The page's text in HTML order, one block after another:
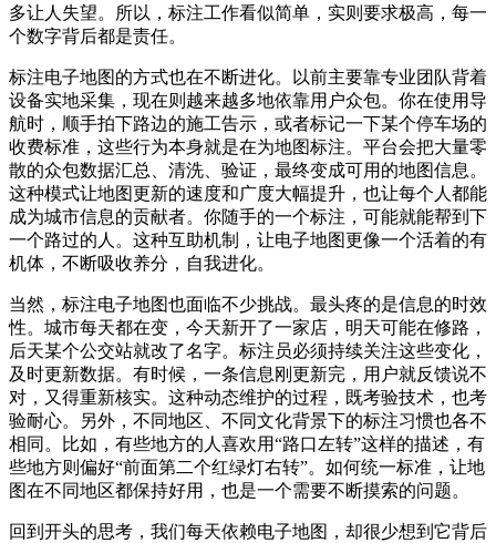
多让人失望。所以，标注工作看似简单，实则要求极高，每一
个数字背后都是责任。
标注电子地图的方式也在不断进化。以前主要靠专业团队背着
设备实地采集，现在则越来越多地依靠用户众包。你在使用导
航时，顺手拍下路边的施工告示，或者标记一下某个停车场的
收费标准，这些行为本身就是在为地图标注。平台会把大量零
散的众包数据汇总、清洗、验证，最终变成可用的地图信息。
这种模式让地图更新的速度和广度大幅提升，也让每个人都能
成为城市信息的贡献者。你随手的一个标注，可能就能帮到下
一个路过的人。这种互助机制，让电子地图更像一个活着的有
机体，不断吸收养分，自我进化。
当然，标注电子地图也面临不少挑战。最头疼的是信息的时效
性。城市每天都在变，今天新开了一家店，明天可能在修路，
后天某个公交站就改了名字。标注员必须持续关注这些变化，
及时更新数据。有时候，一条信息刚更新完，用户就反馈说不
对，又得重新核实。这种动态维护的过程，既考验技术，也考
验耐心。另外，不同地区、不同文化背景下的标注习惯也各不
相同。比如，有些地方的人喜欢用“路口左转”这样的描述，有
些地方则偏好“前面第二个红绿灯右转”。如何统一标准，让地
图在不同地区都保持好用，也是一个需要不断摸索的问题。
回到开头的思考，我们每天依赖电子地图，却很少想到它背后